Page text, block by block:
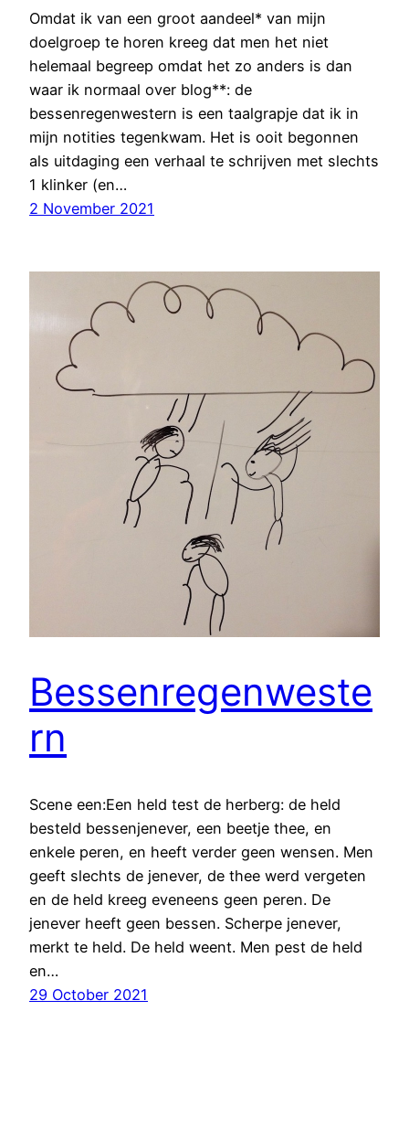
Omdat ik van een groot aandeel* van mijn
doelgroep te horen kreeg dat men het niet
helemaal begreep omdat het zo anders is dan
waar ik normaal over blog**: de
bessenregenwestern is een taalgrapje dat ik in
mijn notities tegenkwam. Het is ooit begonnen
als uitdaging een verhaal te schrijven met slechts
1 klinker (en…
2 November 2021
Bessenregenweste
rn
Scene een:Een held test de herberg: de held
besteld bessenjenever, een beetje thee, en
enkele peren, en heeft verder geen wensen. Men
geeft slechts de jenever, de thee werd vergeten
en de held kreeg eveneens geen peren. De
jenever heeft geen bessen. Scherpe jenever,
merkt te held. De held weent. Men pest de held
en…
29 October 2021